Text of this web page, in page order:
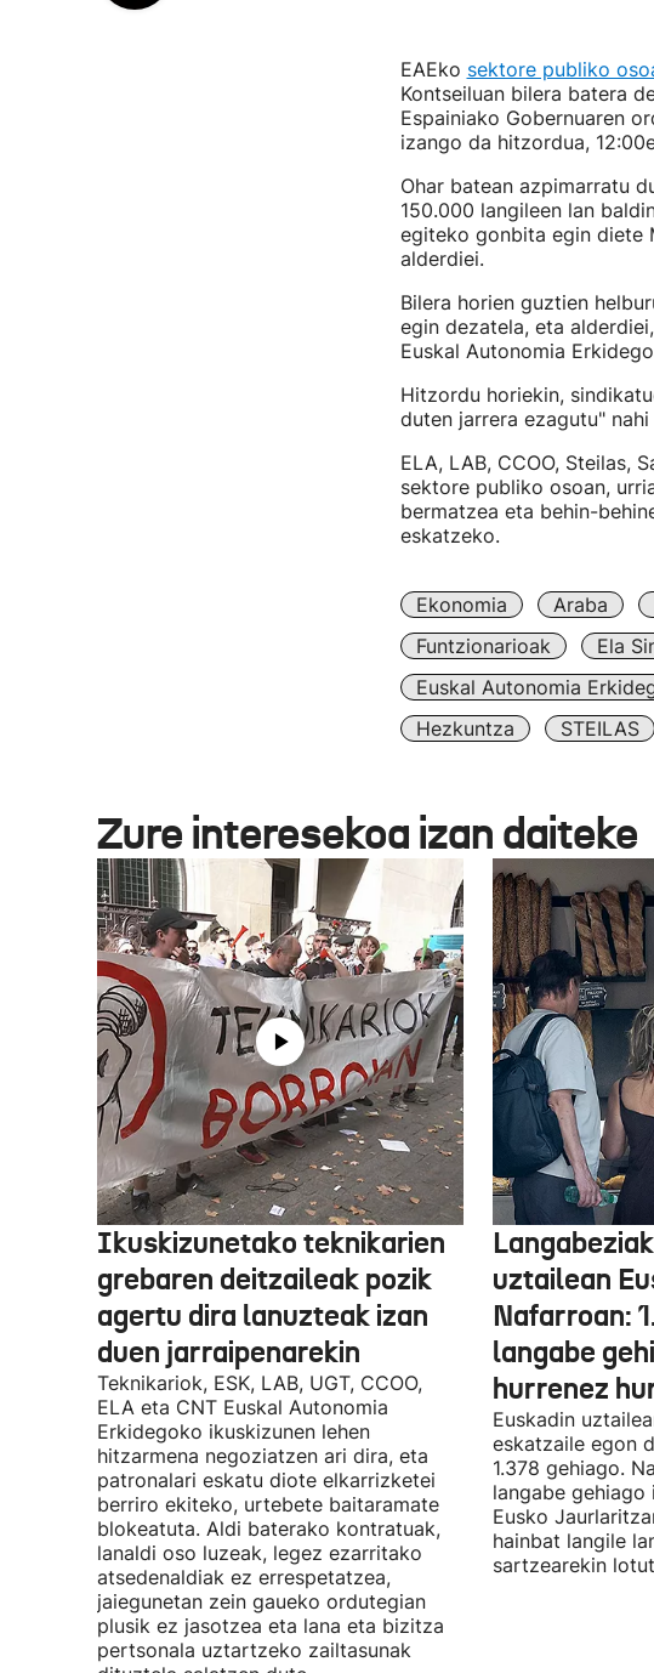
EAEko sektore publiko
Kontseiluan bilera batera
Espainiako Gobernuaren
izango da hitzordua,
Ohar batean azpimarratu
150.000 langileen lan
egiteko gonbita egin diete
alderdiei.
Bilera horien guztien
egin dezatela, eta
Euskal Autonomia
Hitzordu horiekin,
duten jarrera ezagutu"
ELA, LAB, CCOO, Steilas,
sektore publiko osoan,
bermatzea eta behin-
eskatzeko.
Ekonomia Araba
Funtzionarioak
Ela
Euskal Autonomia
Hezkuntza
STEILAS
Zure interesekoa izan daiteke
Ikuskizunetako teknikarien
grebaren deitzaileak pozik
agertu dira lanuzteak izan
duen jarraipenarekin
Teknikariok, ESK, LAB, UGT, CCOO,
ELA eta CNT Euskal Autonomia
Erkidegoko ikuskizunen lehen
hitzarmena negoziatzen ari dira, eta
patronalari eskatu diote elkarrizketei
berriro ekiteko, urtebete baitaramate
blokeatuta. Aldi baterako kontratuak,
lanaldi oso luzeak, legez ezarritako
atsedenaldiak ez errespetatzea,
jaiegunetan zein gaueko ordutegian
plusik ez jasotzea eta lana eta bizitza
pertsonala uztartzeko zailtasunak
uztailean
Nafarroan:
langabe
hurrenez
Euskadin
eskatzaile egon
1.378 gehiago.
langabe gehiago
Eusko
hainbat langile
sartzearekin